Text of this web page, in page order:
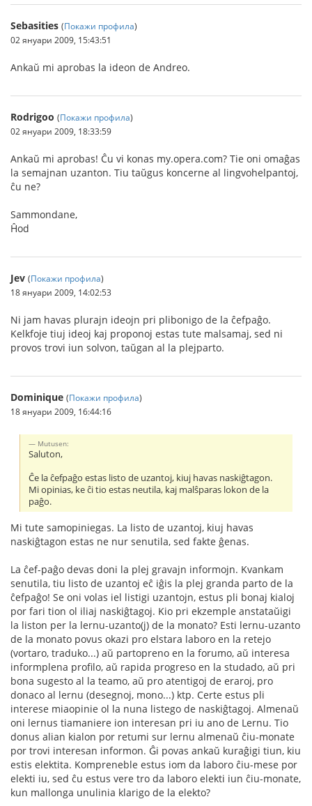
Sebasities (Покажи профила)
02 януари 2009, 15:43:51
Ankaŭ mi aprobas la ideon de Andreo.
Rodrigoo (Покажи профила)
02 януари 2009, 18:33:59
Ankaŭ mi aprobas! Ĉu vi konas my.opera.com? Tie oni omaĝas
la semajnan uzanton. Tiu taŭgus koncerne al lingvohelpantoj,
ĉu ne?
Sammondane,
Ĥod
Jev (Покажи профила)
18 януари 2009, 14:02:53
Ni jam havas plurajn ideojn pri plibonigo de la ĉefpaĝo.
Kelkfoje tiuj ideoj kaj proponoj estas tute malsamaj, sed ni
provos trovi iun solvon, taŭgan al la plejparto.
Dominique (Покажи профила)
18 януари 2009, 16:44:16
Mutusen:
Saluton,
Ĉe la ĉefpaĝo estas listo de uzantoj, kiuj havas naskiĝtagon.
Mi opinias, ke ĉi tio estas neutila, kaj malŝparas lokon de la
paĝo.
Mi tute samopiniegas. La listo de uzantoj, kiuj havas
naskiĝtagon estas ne nur senutila, sed fakte ĝenas.
La ĉef-paĝo devas doni la plej gravajn informojn. Kvankam
senutila, tiu listo de uzantoj eĉ iĝis la plej granda parto de la
ĉefpaĝo! Se oni volas iel listigi uzantojn, estus pli bonaj kialoj
por fari tion ol iliaj naskiĝtagoj. Kio pri ekzemple anstataŭigi
la liston per la lernu-uzanto(j) de la monato? Esti lernu-uzanto
de la monato povus okazi pro elstara laboro en la retejo
(vortaro, traduko...) aŭ partopreno en la forumo, aŭ interesa
informplena profilo, aŭ rapida progreso en la studado, aŭ pri
bona sugesto al la teamo, aŭ pro atentigoj de eraroj, pro
donaco al lernu (desegnoj, mono...) ktp. Certe estus pli
interese miaopinie ol la nuna listego de naskiĝtagoj. Almenaŭ
oni lernus tiamaniere ion interesan pri iu ano de Lernu. Tio
donus alian kialon por retumi sur lernu almenaŭ ĉiu-monate
por trovi interesan informon. Ĝi povas ankaŭ kuraĝigi tiun, kiu
estis elektita. Kompreneble estus iom da laboro ĉiu-mese por
elekti iu, sed ĉu estus vere tro da laboro elekti iun ĉiu-monate,
kun mallonga unulinia klarigo de la elekto?